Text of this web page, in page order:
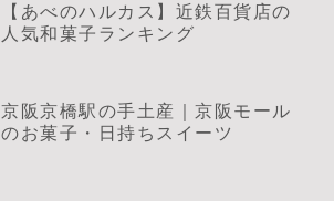
【あべのハルカス】近鉄百貨店の
人気和菓子ランキング
京阪京橋駅の手土産｜京阪モール
のお菓子・日持ちスイーツ